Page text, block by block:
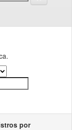
por